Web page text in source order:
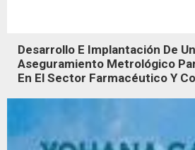
Desarrollo E Implantación De
Aseguramiento Metrológico
En El Sector Farmacéutico Y